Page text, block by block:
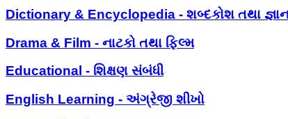
Dictionary & Encyclopedia - શબ્દકોશ તથા
Drama & Film - નાટકો તથા ફિલ્મ
Educational - શિક્ષણ સંબંધી
English Learning - અંગ્રેજી શીખો